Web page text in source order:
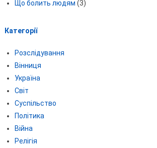
Що болить людям (3)
Категорії
Розслідування
Вінниця
Україна
Світ
Суспільство
Політика
Війна
Релігія